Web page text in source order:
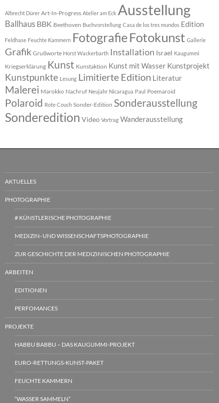
Albrecht Dürer Art-In-Progress Atelier am Eck Ausstellung
Ballhaus BBK Beethoven Buchvorstellung Casa de los tres mundos Edition
Feldhase Feuchte Kammern Fotografie Fotokunst Gallerie
Grafik Grußworte Horst Wackerbarth Installation Israel Kaugummi
Kriegserklärung Kunst Kunstaktion Kunst mit Wasser Kunstprojekt
Kunstpunkte Lesung Limitierte Edition Literatur
Malerei Marokko Nachruf Neujahr Nicaragua Paul Poemaroid
Polaroid Rote Couch Sonder-Edition Sonderausstellung
Sonderedition Video Vortrag Wanderausstellung
AKTUELLES
PHOTOGRAPHIE
# KÜNSTLERISCHE PHOTOGRAPHIE
MEDIZIN- UND WISSENSCHAFTSPHOTOGRAPHIE
ZUR GESCHICHTE DER MEDIZINISCHEN PHOTOGRAPHIE
ARBEITEN
EDITIONEN
PERFOMANCES
PROJEKTE
HABBU BABBU – DAS KAUGUMMI-PROJEKT
EURO-RETTUNGS-KUNST-PAKET
FEUCHTE KAMMERN
“WASSER SAMMELN”